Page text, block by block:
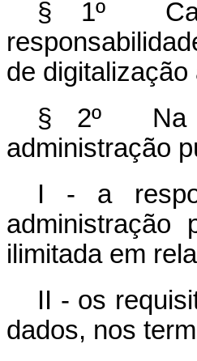
§ 1º
de
§ 2º Na
administração
I - a
administração
ilimitada em
II - os
dados, nos